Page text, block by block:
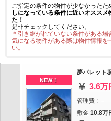
ご指定の条件の物件が少なかったた
しになっている条件に近いオススメ
た！
是非チェックしてください。
＊引き継がれていない条件がある場
気になる物件がある際は物件情報を
い。
NEW！
夢パレッ
3.6万
管理費 : －
敷金 10.8万